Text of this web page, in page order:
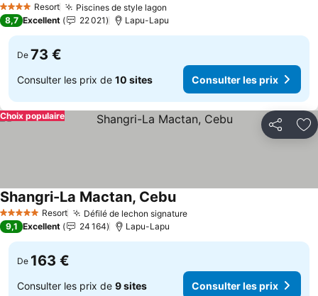
4 Étoiles Resort Piscines de style lagon
8,7 Excellent 22 021 Lapu-Lapu
De 73 €
Consulter les prix de 10 sites Consulter les prix
Partager
Choix populaire
5 Étoiles Resort Défilé de lechon signatureConsulter les prix
Shangri-La Mactan, CebuConsulter les prix
9,1 Excellent 24 164 Lapu-Lapu
De 163 €
Consulter les prix de 9 sites Consulter les prix